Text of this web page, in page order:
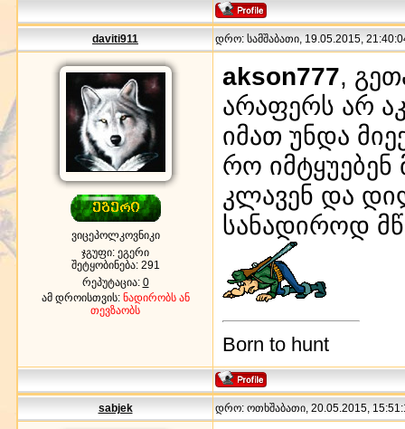
daviti911 დრო: სამშაბათი, 19.05.2015,
ვიცეპოლკოვნიკი
ჯგუფი: ეგერი
შეტყობინება: 291
რეპუტაცია: 0
ამ დროისთვის: ნადირობს ან
თევზაობს
akson777,
არაფერს არ
იმათ უნდა
რო
კლავენ და
სანადიროდ
Born to hunt
sabjek დრო: ოთხშაბათი, 20.05.2015,